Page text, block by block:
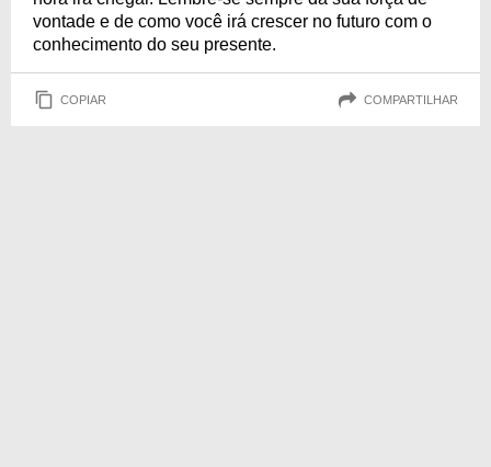
vontade e de como você irá crescer no futuro com o
conhecimento do seu presente.
COPIAR COMPARTILHAR